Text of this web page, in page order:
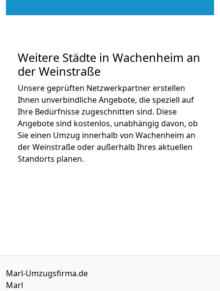
Weitere Städte in Wachenheim an
der Weinstraße
Unsere geprüften Netzwerkpartner erstellen
Ihnen unverbindliche Angebote, die speziell auf
Ihre Bedürfnisse zugeschnitten sind. Diese
Angebote sind kostenlos, unabhängig davon, ob
Sie einen Umzug innerhalb von Wachenheim an
der Weinstraße oder außerhalb Ihres aktuellen
Standorts planen.
Marl-Umzugsfirma.de
Marl